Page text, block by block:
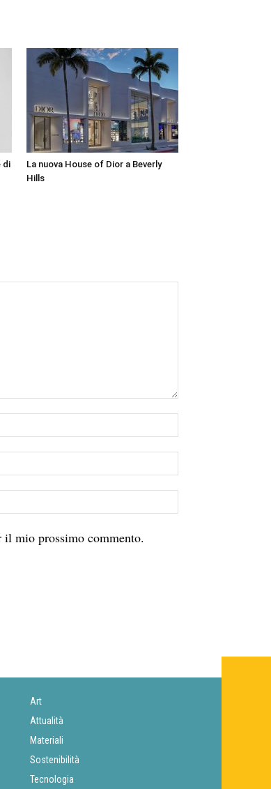
di
La nuova House of Dior a Beverly
Hills
mio prossimo commento.
Art
Attualità
Materiali
Sostenibilità
Tecnologia